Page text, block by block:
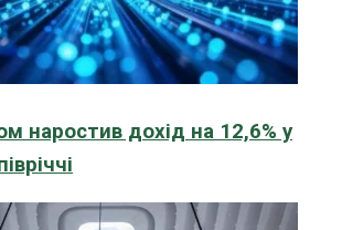
наростив дохід на 12,6% у